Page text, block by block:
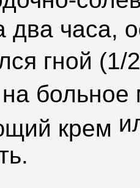
два часа,
гной (1/
на
крем